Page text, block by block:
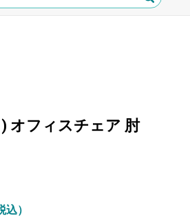
) オフィスチェア 肘
込）